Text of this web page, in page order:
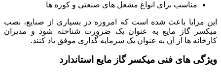
مناسب برای انواع مشعل‌ های صنعتی و کوره‌ ها
این مزایا باعث شده است که امروزه در بسیاری از صنایع، نصب
میکسر گاز مایع به عنوان یک ضرورت شناخته شود و مدیران
کارخانه‌ ها از آن به عنوان یک سرمایه‌ گذاری موفق یاد کنند.
ویژگی‌ های فنی میکسر گاز مایع استاندارد